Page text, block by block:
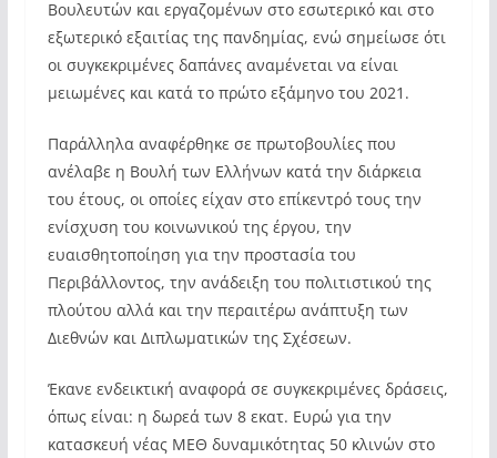
Βουλευτών και εργαζομένων στο εσωτερικό και στο
εξωτερικό εξαιτίας της πανδημίας, ενώ σημείωσε ότι
οι συγκεκριμένες δαπάνες αναμένεται να είναι
μειωμένες και κατά το πρώτο εξάμηνο του 2021.
Παράλληλα αναφέρθηκε σε πρωτοβουλίες που
ανέλαβε η Βουλή των Ελλήνων κατά την διάρκεια
του έτους, οι οποίες είχαν στο επίκεντρό τους την
ενίσχυση του κοινωνικού της έργου, την
ευαισθητοποίηση για την προστασία του
Περιβάλλοντος, την ανάδειξη του πολιτιστικού της
πλούτου αλλά και την περαιτέρω ανάπτυξη των
Διεθνών και Διπλωματικών της Σχέσεων.
Έκανε ενδεικτική αναφορά σε συγκεκριμένες δράσεις,
όπως είναι: η δωρεά των 8 εκατ. Ευρώ για την
κατασκευή νέας ΜΕΘ δυναμικότητας 50 κλινών στο